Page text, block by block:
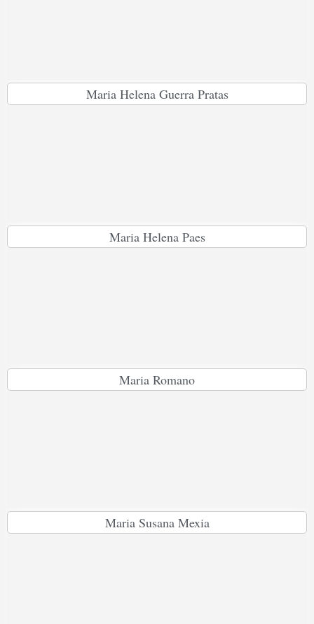
Maria Helena Guerra Pratas
Maria Helena Paes
Maria Romano
Maria Susana Mexia